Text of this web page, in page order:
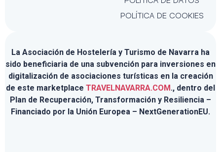
POLÍTICA DE COOKIES
La Asociación de Hostelería y Turismo de Navarra ha
sido beneficiaria de una subvención para inversiones en
digitalización de asociaciones turísticas en la creación
de este marketplace TRAVELNAVARRA.COM., dentro del
Plan de Recuperación, Transformación y Resiliencia –
Financiado por la Unión Europea – NextGenerationEU.